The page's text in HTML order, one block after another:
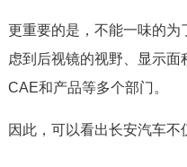
更重要的是，不能一味的
虑到后视镜的视野、显示面
CAE和产品等多个部门。
因此，可以看出长安汽车